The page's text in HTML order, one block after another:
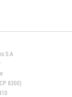
S.A
8300)